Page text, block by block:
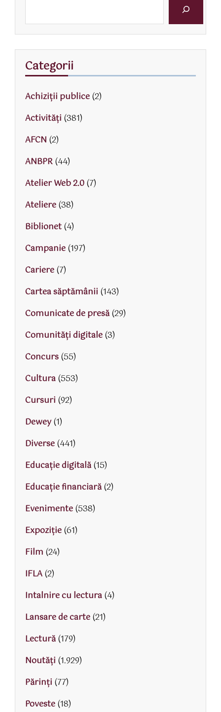
Categorii
Achiziții publice(2)
Activităţi (381)
AFCN (2)
ANBPR(44)
Atelier Web 2.0(7)
Ateliere(38)
Biblionet(4)
Campanie(197)
Cariere(7)
Cartea săptămânii (143)
Comunicate de presă(29)
Comunități digitale(3)
Concurs(55)
Cultura(553)
Cursuri (92)
Dewey(1)
Diverse(441)
Educaţie digitală(15)
Educaţie financiară(2)
Evenimente(538)
Expoziție(61)
Film (24)
IFLA(2)
Intalnire cu lectura(4)
Lansare de carte(21)
Lectură(179)
Noutăți (1.929)
Părinţi (77)
Poveste(18)